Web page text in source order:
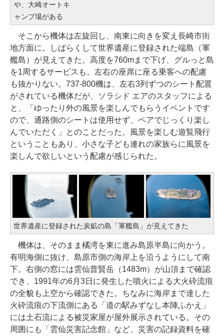
や、大崎オートキ
ャンプ場がある
そこから機体は左旋回し、南東に向きを変え長崎市街
地方面に。しばらくして世界遺産に登録された端島（軍
艦島）が見えてきた。高度を760mまで下げ、グルっと島
を1周するサービスも。左右の座席に座る乗客への配慮
も抜かりない。737-800機は、左右3列ずつのシート配置
がされている機体だが、ソラシド エアのスタッフによる
と、「ゆったり外の風景を楽しんでもらうイベントです
ので、通路側のシートは使用せず、ペアでじっくり楽し
んでいただく」とのことだった。風景を楽しむ遊覧飛行
ということもあり、小さな子ども連れの家族らに風景を
楽しんで欲しいという配慮が感じられた。
世界遺産に登録された炭鉱の島「軍艦島」が見えてきた
機体は、そのまま橘湾を東に進み島原半島に向かう。
有明海側に抜け、島原市側の海岸上を沿うようにして南
下。右側の窓には雲仙普賢岳（1483m）が山頂まで確認
でき、1991年の6月3日に発生した噴火による大火砕流痕
の全貌も上空から確認できた。ちなみに海岸まで達した
火砕流痕の下流側にある「道の駅みずなし本陣ふかえ」
には土石流による被災家屋が屋外展示されている。その
周囲にも「雲仙災害記念館」など、災害の記録資料を確